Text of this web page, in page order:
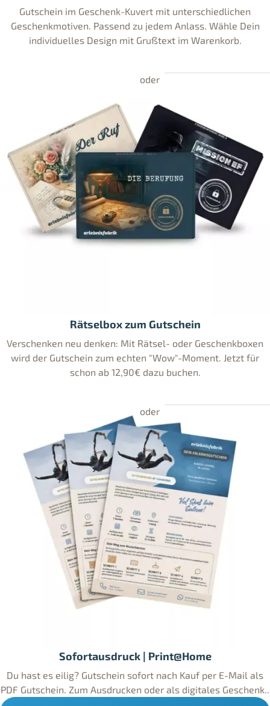
Gutschein im Geschenk-Kuvert mit unterschiedlichen
Geschenkmotiven. Passend zu jedem Anlass. Wähle Dein
individuelles Design mit Grußtext im Warenkorb.
Rätselbox zum Gutschein
Verschenken neu denken: Mit Rätsel- oder Geschenkboxen
wird der Gutschein zum echten "Wow"-Moment. Jetzt für
schon ab 12,90€ dazu buchen.
Sofortausdruck | Print@Home
Du hast es eilig? Gutschein sofort nach Kauf per E-Mail als
PDF Gutschein. Zum Ausdrucken oder als digitales Geschenk..